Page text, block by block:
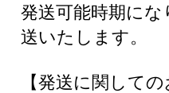
発送可能時期に
送いたします。
【発送に関しての